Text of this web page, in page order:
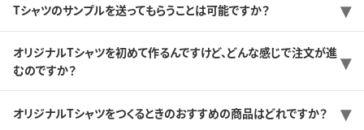
Tシャツのサンプルを送ってもらうことは可能ですか？
オリジナルTシャツを初めて作るんですけど、どんな感じで注文が進
むのですか？
オリジナルTシャツをつくるときのおすすめの商品はどれですか？